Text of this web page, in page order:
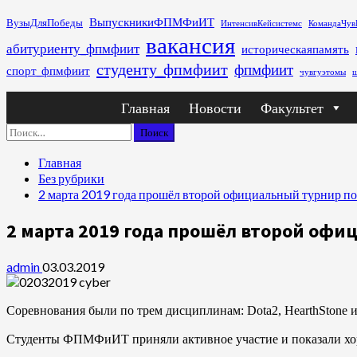
Перейти
содержимому
ВузыДляПобеды ВыпускникиФПМФиИТ ИнтенсивКейсистемс
абитуриенту_фпмфиит вакансия историческаяпамять
спорт_фпмфиит студенту_фпмфиит фпмфиит чувгуэтомы
Главная Новости Факультет
Найти:
Главная
Без рубрики
2 марта 2019 года прошёл второй официальный турнир
2 марта 2019 года прошёл второй
admin03.03.2019
Соревнования были по трем дисциплинам: Dota2, HearthStone
Студенты ФПМФиИТ приняли активное участие и показали